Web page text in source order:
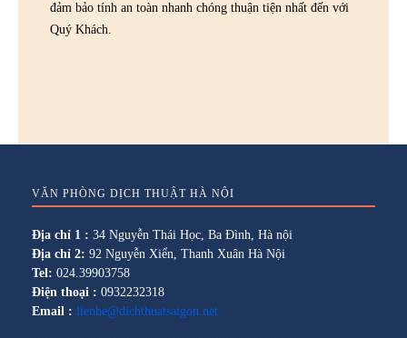
đảm bảo tính an toàn nhanh chóng thuận tiện nhất đến với
Quý Khách.
VĂN PHÒNG DỊCH THUẬT HÀ NỘI
Địa chỉ 1 : 34 Nguyễn Thái Học, Ba Đình, Hà nội
Địa chỉ 2: 92 Nguyễn Xiển, Thanh Xuân Hà Nội
Tel: 024.39903758
Điện thoại : 0932232318
Email : lienhe@dichthuatsaigon.net